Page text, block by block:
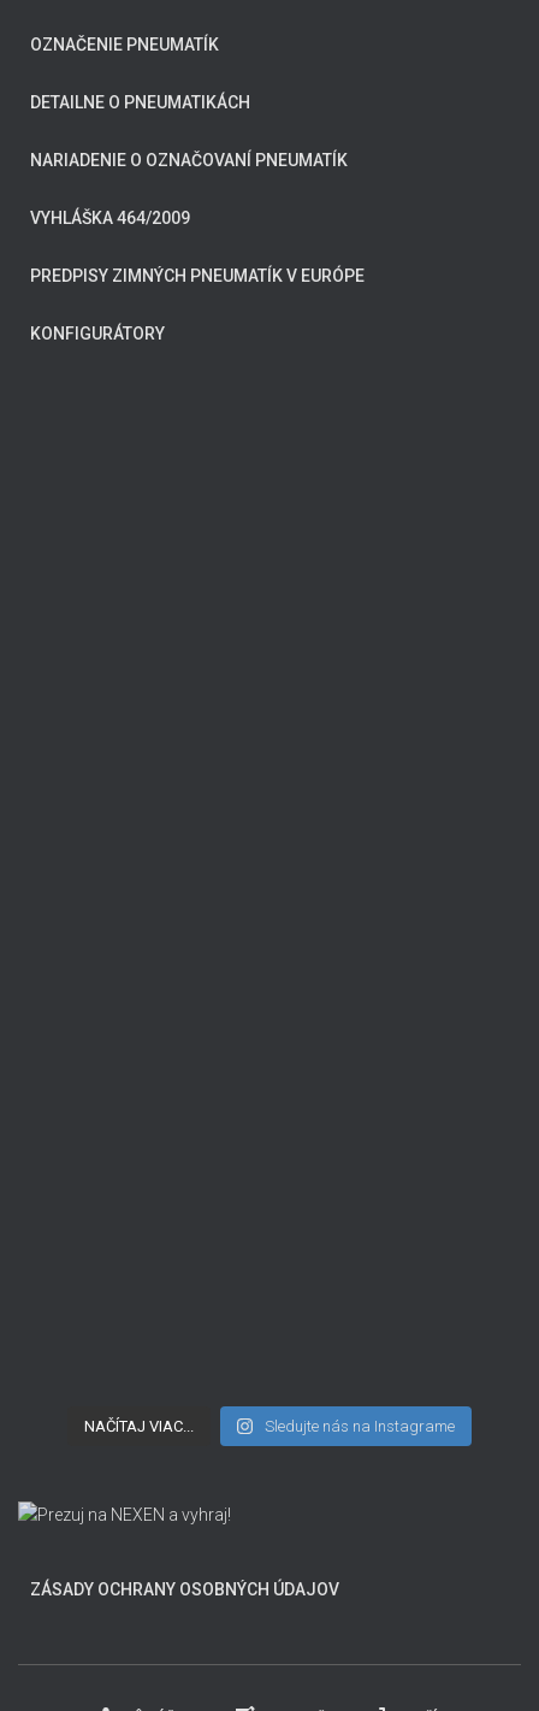
OZNAČENIE PNEUMATÍK
DETAILNE O PNEUMATIKÁCH
NARIADENIE O OZNAČOVANÍ PNEUMATÍK
VYHLÁŠKA 464/2009
PREDPISY ZIMNÝCH PNEUMATÍK V EURÓPE
KONFIGURÁTORY
NAČÍTAJ VIAC... Sledujte nás na Instagrame
ZÁSADY OCHRANY OSOBNÝCH ÚDAJOV